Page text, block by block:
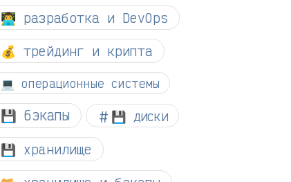
👨‍💻 разработка и DevOps
💰 трейдинг и крипта
💻 операционные системы
💾 бэкапы 💾 диски
💾 хранилище